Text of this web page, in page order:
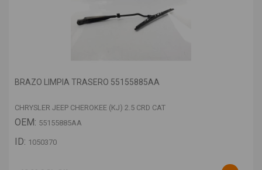
BRAZO LIMPIA TRASERO 55155885AA
CHRYSLER JEEP CHEROKEE (KJ) 2.5 CRD CAT
OEM: 55155885AA
ID: 1050370